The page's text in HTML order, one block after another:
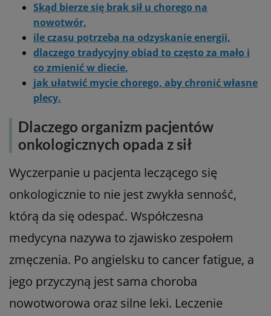
Skąd bierze się brak sił u chorego na
nowotwór,
ile czasu potrzeba na odzyskanie energii,
dlaczego tradycyjny obiad to często za mało i
co zmienić w diecie,
jak ułatwić mycie chorego, aby chronić własne
plecy.
Dlaczego organizm pacjentów
onkologicznych opada z sił
Wyczerpanie u pacjenta leczącego się
onkologicznie to nie jest zwykła senność,
którą da się odespać. Współczesna
medycyna nazywa to zjawisko zespołem
zmęczenia. Po angielsku to cancer fatigue, a
jego przyczyną jest sama choroba
nowotworowa oraz silne leki. Leczenie